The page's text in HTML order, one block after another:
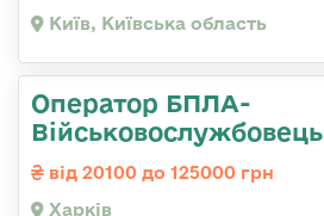
Київ, Київська область
Оператор БПЛА-
Військовослужбовець
від 20100 до 125000 грн
Харків